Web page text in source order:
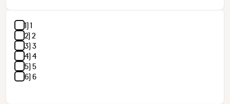
1) 1
2) 2
3) 3
4) 4
5) 5
6) 6